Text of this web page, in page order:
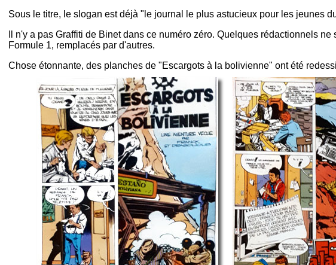
Sous le titre, le slogan est déjà "le journal le plus astucieux pour les jeunes
Il n'y a pas Graffiti de Binet dans ce numéro zéro. Quelques rédactionnels
Formule 1, remplacés par d'autres.
Chose étonnante, des planches de "Escargots à la bolivienne" ont été